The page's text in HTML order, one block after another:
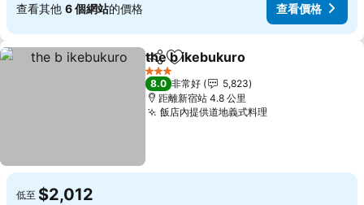
查看其他 6 個網站的價格 查看價格
分享 加入我的最愛
the b ikebukuro
3 星級
8.0 非常好
5,823
距離新宿站 4.8 公里
飯店內提供道地義式料理查看價格
低至 $2,012